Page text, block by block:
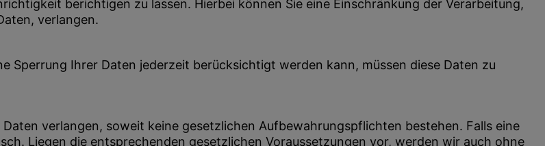
berichtigen zu lassen. Hierbei können Sie eine Einschränkung der Verarbeitung,
verlangen.
Sperrung Ihrer Daten jederzeit berücksichtigt werden kann, müssen diese Daten zu
verlangen, soweit keine gesetzlichen Aufbewahrungspflichten bestehen. Falls eine
Liegen die entsprechenden gesetzlichen Voraussetzungen vor, werden wir auch ohne